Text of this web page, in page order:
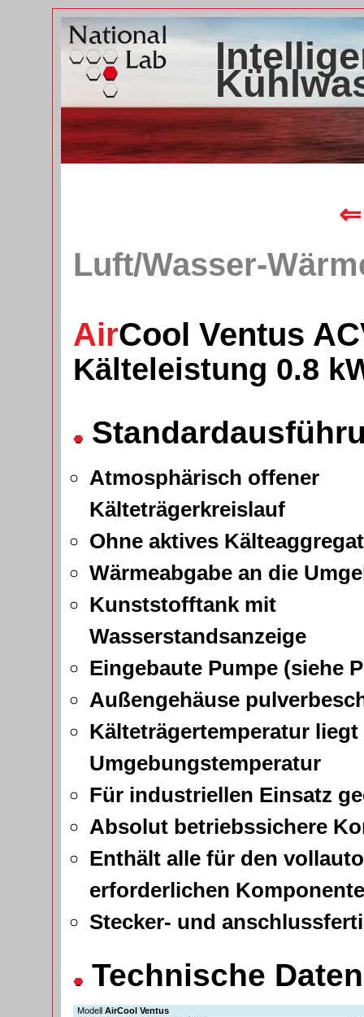
⇐
Luft/Wasser-
AirCool Ventus
Kälteleistung 0.8
Atmosphärisch offener
Kälteträgerkreislauf
Ohne aktives Kälteaggregat
Wärmeabgabe an die
Kunststofftank mit
Wasserstandsanzeige
Eingebaute Pumpe (siehe
Außengehäuse
Kälteträgertemperatur
Umgebungstemperatur
Für industriellen Einsatz
Absolut betriebssichere
Enthält alle für den
erforderlichen
Stecker- und
Technische
Modell AirCool Ventus